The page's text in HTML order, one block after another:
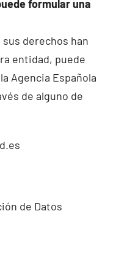
formular una
derechos han
entidad, puede
Agencia Española
de alguno de
de Datos